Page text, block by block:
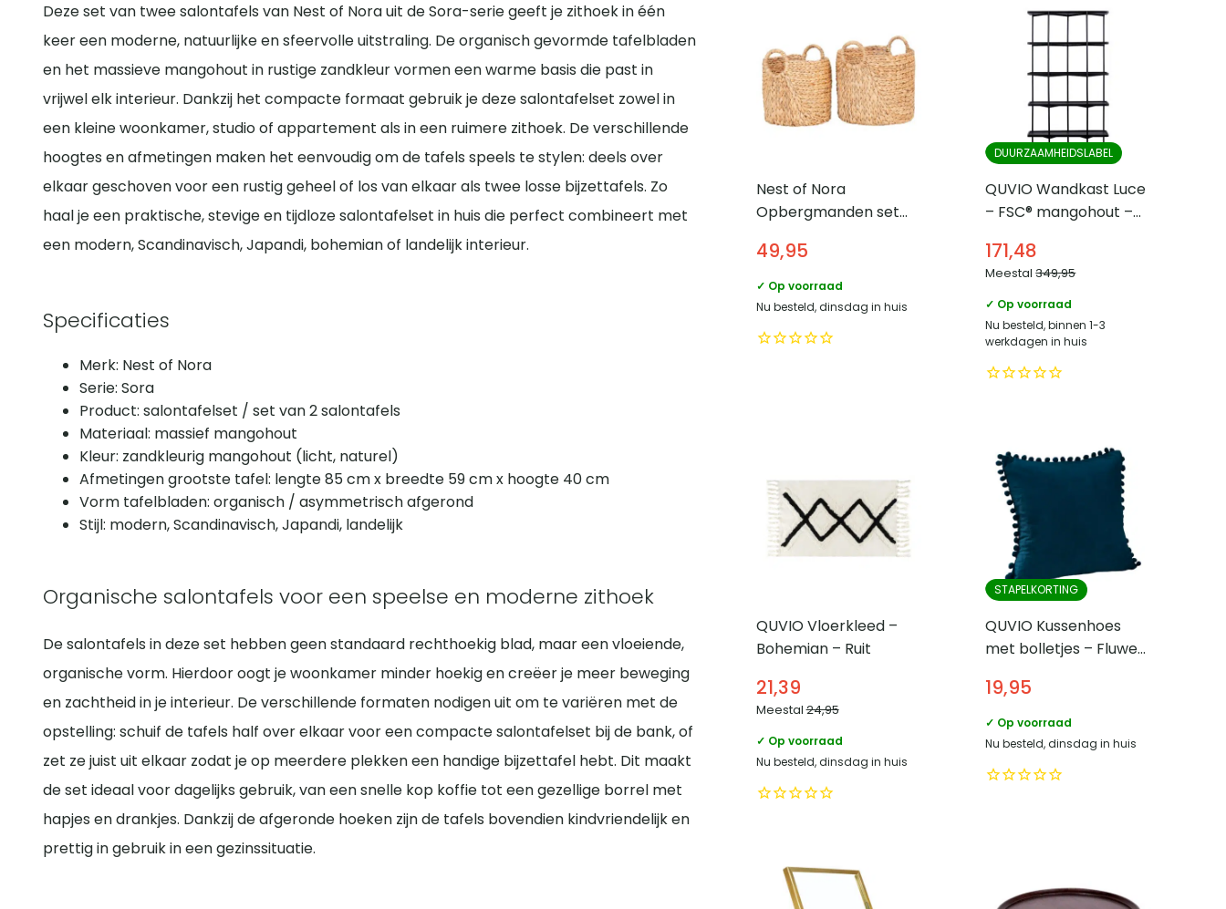
Deze set van twee salontafels van Nest of Nora uit de Sora-serie geeft je zithoek in één
keer een moderne, natuurlijke en sfeervolle uitstraling. De organisch gevormde tafelbladen
en het massieve mangohout in rustige zandkleur vormen een warme basis die past in
vrijwel elk interieur. Dankzij het compacte formaat gebruik je deze salontafelset zowel in
een kleine woonkamer, studio of appartement als in een ruimere zithoek. De verschillende
hoogtes en afmetingen maken het eenvoudig om de tafels speels te stylen: deels over
elkaar geschoven voor een rustig geheel of los van elkaar als twee losse bijzettafels. Zo
haal je een praktische, stevige en tijdloze salontafelset in huis die perfect combineert met
een modern, Scandinavisch, Japandi, bohemian of landelijk interieur.
Specificaties
Merk: Nest of Nora
Serie: Sora
Product: salontafelset / set van 2 salontafels
Materiaal: massief mangohout
Kleur: zandkleurig mangohout (licht, naturel)
Afmetingen grootste tafel: lengte 85 cm x breedte 59 cm x hoogte 40 cm
Vorm tafelbladen: organisch / asymmetrisch afgerond
Stijl: modern, Scandinavisch, Japandi, landelijk
Organische salontafels voor een speelse en moderne zithoek
De salontafels in deze set hebben geen standaard rechthoekig blad, maar een vloeiende,
organische vorm. Hierdoor oogt je woonkamer minder hoekig en creëer je meer beweging
en zachtheid in je interieur. De verschillende formaten nodigen uit om te variëren met de
opstelling: schuif de tafels half over elkaar voor een compacte salontafelset bij de bank, of
zet ze juist uit elkaar zodat je op meerdere plekken een handige bijzettafel hebt. Dit maakt
de set ideaal voor dagelijks gebruik, van een snelle kop koffie tot een gezellige borrel met
hapjes en drankjes. Dankzij de afgeronde hoeken zijn de tafels bovendien kindvriendelijk en
prettig in gebruik in een gezinssituatie.
Nest of Nora
Opbergmanden set
Waterhyacint –
Natural
49,95
✓ Op voorraad
Nu besteld, dinsdag in huis
DUURZAAMHEIDSLABEL
QUVIO Wandkast Luce
– FSC® mangohout –
171,48
Meestal349,95
✓ Op voorraad
Nu besteld, binnen 1-3
werkdagen in huis
QUVIO Vloerkleed –
Bohemian – Ruit
21,39
Meestal24,95
✓ Op voorraad
Nu besteld, dinsdag in huis
STAPELKORTING
QUVIO Kussenhoes
met bolletjes – Fluweel
Donkerblauw
19,95
✓ Op voorraad
Nu besteld, dinsdag in huis